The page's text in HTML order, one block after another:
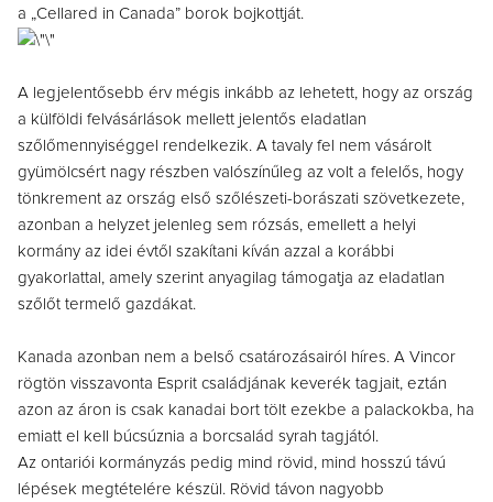
a „Cellared in Canada” borok bojkottját.
A legjelentősebb érv mégis inkább az lehetett, hogy az ország
a külföldi felvásárlások mellett jelentős eladatlan
szőlőmennyiséggel rendelkezik. A tavaly fel nem vásárolt
gyümölcsért nagy részben valószínűleg az volt a felelős, hogy
tönkrement az ország első szőlészeti-borászati szövetkezete,
azonban a helyzet jelenleg sem rózsás, emellett a helyi
kormány az idei évtől szakítani kíván azzal a korábbi
gyakorlattal, amely szerint anyagilag támogatja az eladatlan
szőlőt termelő gazdákat.
Kanada azonban nem a belső csatározásairól híres. A Vincor
rögtön visszavonta Esprit családjának keverék tagjait, eztán
azon az áron is csak kanadai bort tölt ezekbe a palackokba, ha
emiatt el kell búcsúznia a borcsalád syrah tagjától.
Az ontariói kormányzás pedig mind rövid, mind hosszú távú
lépések megtételére készül. Rövid távon nagyobb